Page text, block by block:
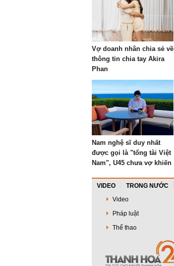
Vợ doanh nhân chia sẻ về
thông tin chia tay Akira
Phan
Nam nghệ sĩ duy nhất
được gọi là "tổng tài Việt
Nam", U45 chưa vợ khiến
quá!"
VIDEO TRONG NƯỚC
Video
Pháp luật
Thể thao